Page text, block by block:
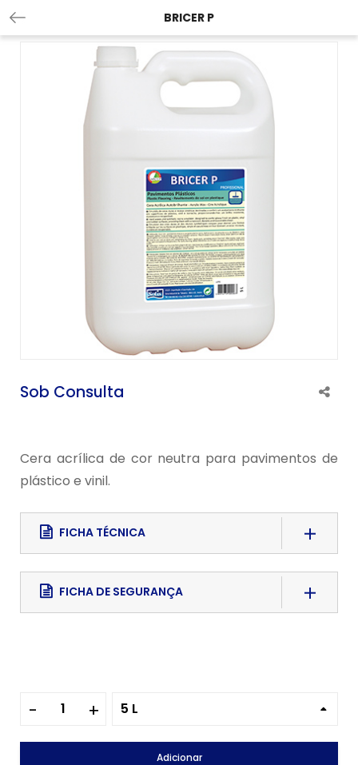
BRICER P
Sob Consulta
Cera acrílica de cor neutra para pavimentos de
plástico e vinil.
FICHA TÉCNICA
FICHA DE SEGURANÇA
5 L
Adicionar